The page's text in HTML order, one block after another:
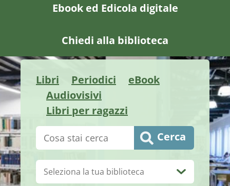
Ebook ed Edicola digitale
Chiedi alla biblioteca
Libri Periodici
eBook
Audiovisivi
Libri per ragazzi
Cerca su "Catalogo" Cerca
Biblioteca: